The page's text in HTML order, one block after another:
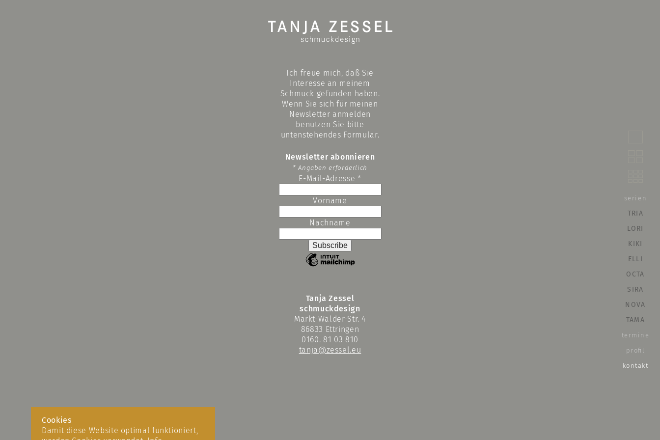
Ich freue mich, daß Sie
Interesse an meinem
Schmuck gefunden haben.
Wenn Sie sich für meinen
Newsletter anmelden
benutzen Sie bitte
untenstehendes Formular.
Newsletter abonnieren
* Angaben erforderlich
E-Mail-Adresse *
Vorname
Nachname
Tanja Zessel
schmuckdesign
Markt-Walder-Str. 4
86833 Ettringen
0160. 81 03 810
tanja@zessel.eu
serien
TRIA
LORI
KIKI
ELLI
OCTA
SIRA
NOVA
TAMA
termine
profil
kontakt
Cookies
Damit diese Website optimal funktioniert,